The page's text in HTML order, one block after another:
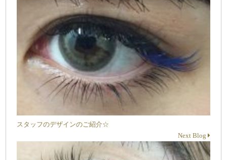
スタッフのデザインのご紹介☆
Next Blog